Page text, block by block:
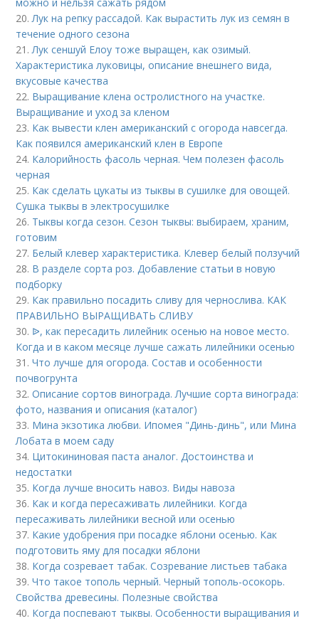
20.Лук на репку рассадой. Как вырастить лук из семян в
течение одного сезона
21.Лук сеншуй Елоу тоже выращен, как озимый.
Характеристика луковицы, описание внешнего вида,
вкусовые качества
22. Выращивание клена остролистного на участке.
Выращивание и уход за кленом
23. Как вывести клен американский с огорода навсегда.
Как появился американский клен в Европе
24. Калорийность фасоль черная. Чем полезен фасоль
черная
25. Как сделать цукаты из тыквы в сушилке для овощей.
Сушка тыквы в электросушилке
26. Тыквы когда сезон. Сезон тыквы: выбираем, храним,
готовим
27. Белый клевер характеристика. Клевер белый ползучий
28. В разделе сорта роз. Добавление статьи в новую
подборку
29. Как правильно посадить сливу для чернослива. КАК
ПРАВИЛЬНО ВЫРАЩИВАТЬ СЛИВУ
30. ᐉ, как пересадить лилейник осенью на новое место.
Когда и в каком месяце лучше сажать лилейники осенью
31.Что лучше для огорода. Состав и особенности
почвогрунта
32.Описание сортов винограда. Лучшие сорта винограда:
фото, названия и описания (каталог)
33. Мина экзотика любви. Ипомея "Динь-динь", или Мина
Лобата в моем саду
34. Цитокининовая паста аналог. Достоинства и
недостатки
35. Когда лучше вносить навоз. Виды навоза
36. Как и когда пересаживать лилейники. Когда
пересаживать лилейники весной или осенью
37. Какие удобрения при посадке яблони осенью. Как
подготовить яму для посадки яблони
38. Когда созревает табак. Созревание листьев табака
39.Что такое тополь черный. Черный тополь-осокорь.
Свойства древесины. Полезные свойства
40. Когда поспевают тыквы. Особенности выращивания и